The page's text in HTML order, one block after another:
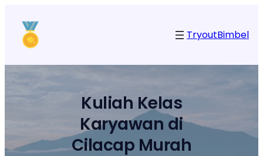
konten
TryoutBimbel
Kuliah Kelas
Karyawan di
Cilacap Murah